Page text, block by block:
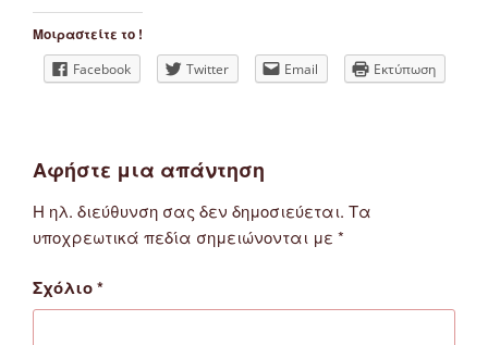
Μοιραστείτε το !
Facebook Twitter Email Εκτύπωση
Αφήστε μια απάντηση
Η ηλ. διεύθυνση σας δεν δημοσιεύεται. Τα
υποχρεωτικά πεδία σημειώνονται με *
Σχόλιο*